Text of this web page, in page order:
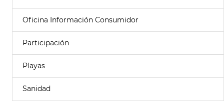
Oficina Información Consumidor
Participación
Playas
Sanidad